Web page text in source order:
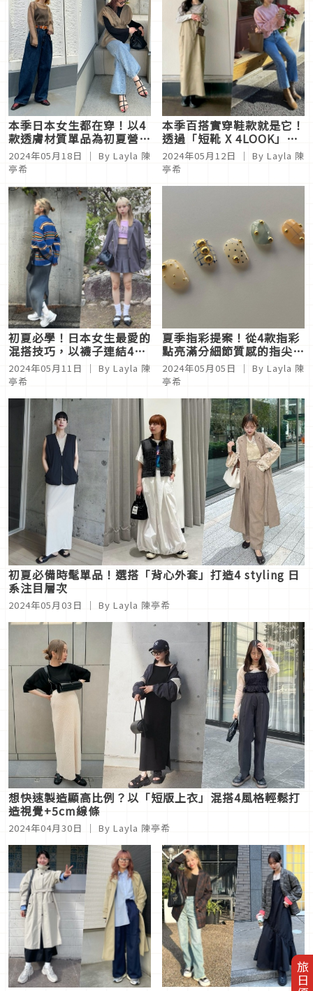
本季日本女生都在穿！以4
款透膚材質單品為初夏營造
時髦層次
2024年05月18日
｜ By Layla 陳
亭希
本季百搭實穿鞋款就是它！
透過「短靴 X 4LOOK」打
造日系時髦個性
2024年05月12日
｜ By Layla 陳
亭希
初夏必學！日本女生最愛的
混搭技巧，以襪子連結4種
多變風格
2024年05月11日
｜ By Layla 陳
亭希
夏季指彩提案！從4款指彩
點亮滿分細節質感的指尖魅
力
2024年05月05日
｜ By Layla 陳
亭希
初夏必備時髦單品！選搭「背心外套」打造4 styling 日
系注目層次
2024年05月03日 ｜ By Layla 陳亭希
想快速製造顯高比例？以「短版上衣」混搭4風格輕鬆打
造視覺+5cm線條
2024年04月30日 ｜ By Layla 陳亭希